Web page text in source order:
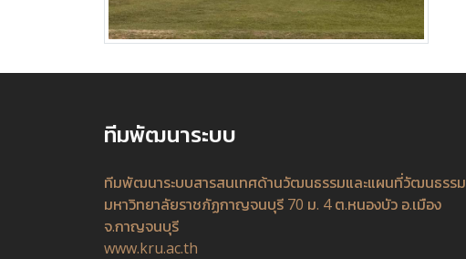
ทีมพัฒนาระบบ
ทีมพัฒนาระบบสารสนเทศด้านวัฒนธรรมและแผนที่วัฒนธรรม
มหาวิทยาลัยราชภัฏกาญจนบุรี 70 ม. 4 ต.หนองบัว อ.เมือง
จ.กาญจนบุรี
www.kru.ac.th